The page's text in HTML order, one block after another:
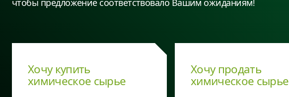
чтобы предложение соответствовало Вашим ожиданиям!
Хочу купить
химическое сырье
Хочу продать
химическое сырье